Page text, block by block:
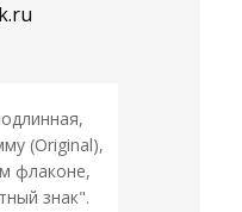
(Original),
флаконе,
знак".